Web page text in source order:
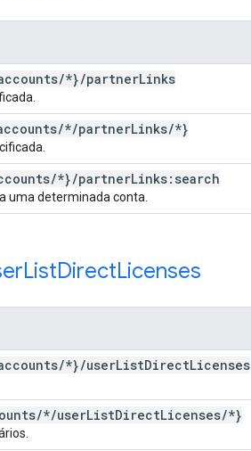
/*}/partnerLinks
/*/partnerLinks/*}
/*}/partnerLinks:search
uma determinada conta.
ListDirectLicenses
/*}/userListDirectLicenses
/*/userListDirectLicenses/*}